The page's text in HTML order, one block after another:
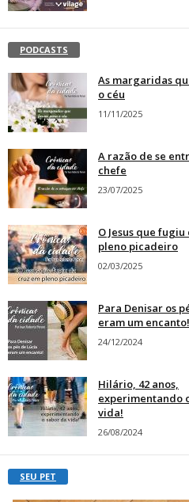
PODCASTS
As margaridas
o céu
11/11/2025
A razão de se
chefe
23/07/2025
O Jesus que
pleno picadeiro
02/03/2025
Para Denisar os
eram um encanto!
24/12/2024
Hilário, 42 anos,
experimentando
vida!
26/08/2024
SEU PET